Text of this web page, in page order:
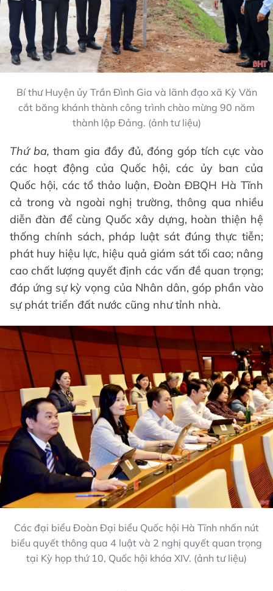
Bí thư Huyện ủy Trần Đình Gia và lãnh đạo xã Kỳ Văn
cắt băng khánh thành công trình chào mừng 90 năm
thành lập Đảng. (ảnh tư liệu)
Thứ ba,tham gia đầy đủ, đóng góp tích cực vào
các hoạt động của Quốc hội, các ủy ban của
Quốc hội, các tổ thảo luận, Đoàn ĐBQH Hà Tĩnh
cả trong và ngoài nghị trường, thông qua nhiều
diễn đàn để cùng Quốc xây dựng, hoàn thiện hệ
thống chính sách, pháp luật sát đúng thực tiễn;
phát huy hiệu lực, hiệu quả giám sát tối cao; nâng
cao chất lượng quyết định các vấn đề quan trọng;
đáp ứng sự kỳ vọng của Nhân dân, góp phần vào
sự phát triển đất nước cũng như tỉnh nhà.
Các đại biểu Đoàn Đại biểu Quốc hội Hà Tĩnh nhấn nút
biểu quyết thông qua 4 luật và 2 nghị quyết quan trọng
tại Kỳ họp thứ 10, Quốc hội khóa XIV. (ảnh tư liệu)